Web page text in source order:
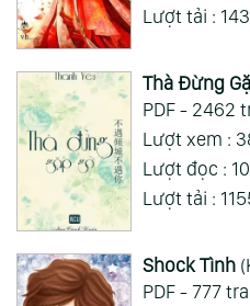
Lượt tải :
Thà Đừng
PDF - 2462
Lượt xem :
Lượt đọc :
Lượt tải :
Shock Tình
PDF - 777